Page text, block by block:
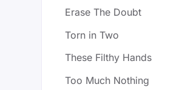
Erase The Doubt
Torn in Two
These Filthy Hands
Too Much Nothing